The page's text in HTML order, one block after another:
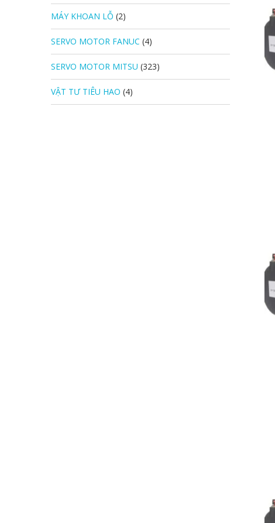
MÁY KHOAN LỖ (2)
SERVO MOTOR FANUC (4)
SERVO MOTOR MITSU (323)
VẬT TƯ TIÊU HAO (4)